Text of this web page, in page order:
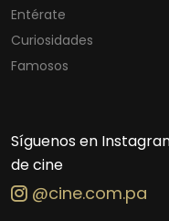
Entérate
Curiosidades
Famosos
Síguenos en
de cine
@cine.com.pa